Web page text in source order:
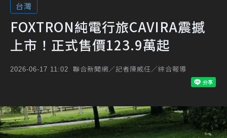
台灣
FOXTRON純電行旅CAVIRA震撼
上市！正式售價123.9萬起
2026-06-17 11:02 聯合新聞網／記者陳威任／綜合報導